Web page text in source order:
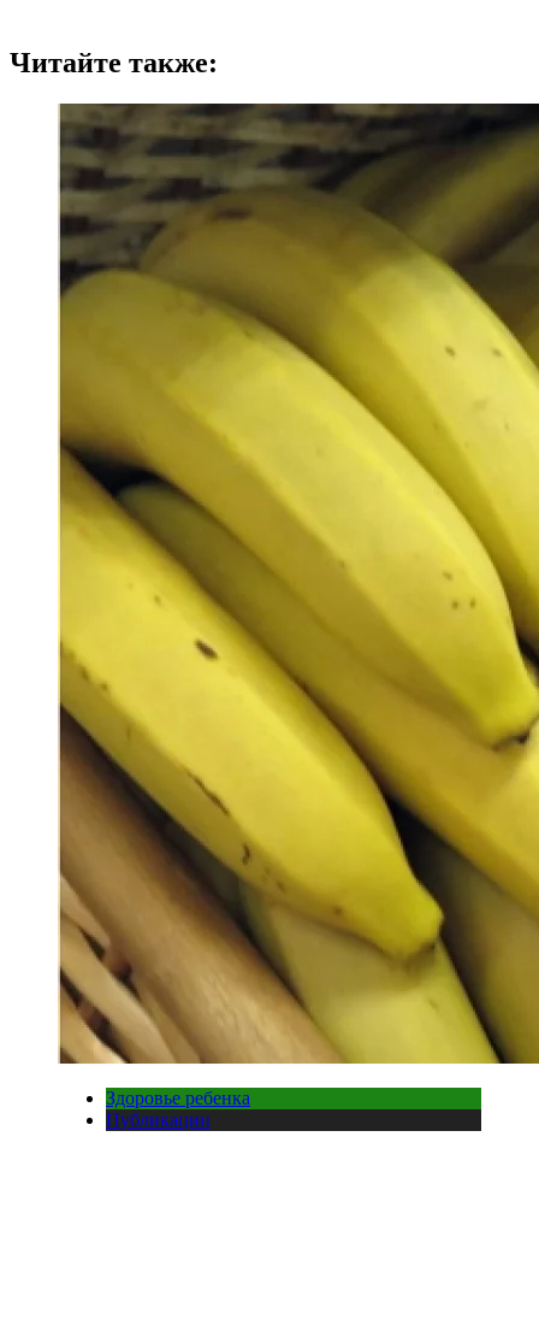
Читайте также:
Здоровье ребенка
Публикации